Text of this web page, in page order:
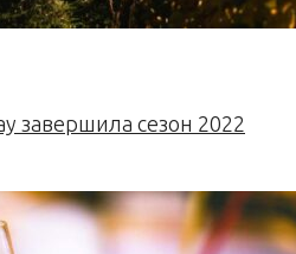
завершила сезон 2022